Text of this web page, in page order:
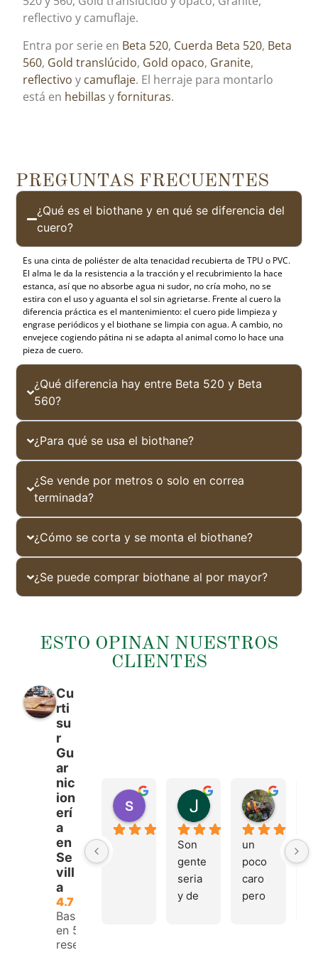
reflectivo y camuflaje.
Entra por serie en Beta 520, Cuerda Beta 520, Beta
560, Gold translúcido, Gold opaco, Granite,
reflectivo y camuflaje. El herraje para montarlo
está en hebillas yfornituras.
PREGUNTAS FRECUENTES
¿Qué es el biothane y en qué se diferencia del
cuero?
Es una cinta de poliéster de alta tenacidad recubierta de TPU o PVC.
El alma le da la resistencia a la tracción y el recubrimiento la hace
estanca, así que no absorbe agua ni sudor, no cría moho, no se
estira con el uso y aguanta el sol sin agrietarse. Frente al cuero la
diferencia práctica es el mantenimiento: el cuero pide limpieza y
engrase periódicos y el biothane se limpia con agua. A cambio, no
envejece cogiendo pátina ni se adapta al animal como lo hace una
pieza de cuero.
¿Qué diferencia hay entre Beta 520 y Beta
560?
¿Para qué se usa el biothane?
¿Se vende por metros o solo en correa
terminada?
¿Cómo se corta y se monta el biothane?
¿Se puede comprar biothane al por mayor?
ESTO OPINAN NUESTROS
CLIENTES
Cu
rti
su
r
Gu
ar
nic
ion
erí
a
en
Se
vill
a
4.7
Basado
en 53
reseñas.
sergio castillo
hace 4 meses
Juan Francisco
hace 4 meses
Son
gente
seria
y de
Tonio
un
poco
caro
pero